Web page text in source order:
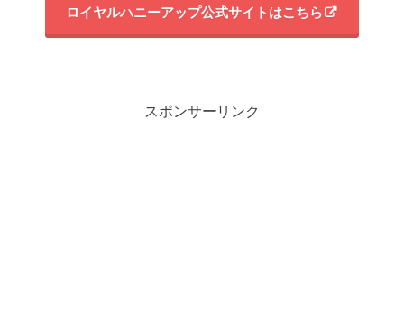
ロイヤルハニーアップ公式サイトはこちら
スポンサーリンク